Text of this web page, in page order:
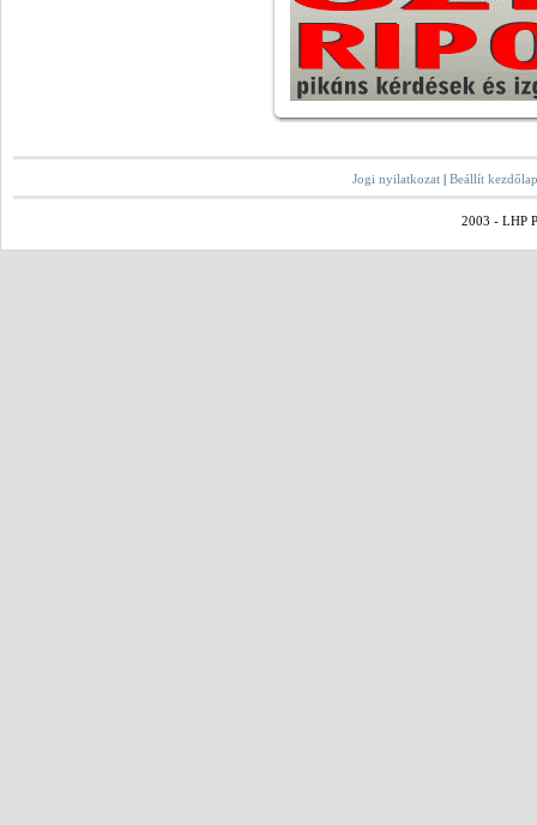
Jogi nyilatkozat| Beállít
2003 - LHP